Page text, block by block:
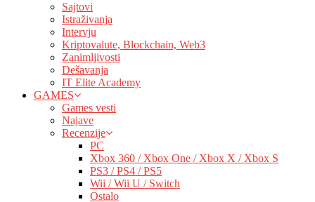
Sajtovi
Istraživanja
Intervju
Kriptovalute, Blockchain, Web3
Zanimljivosti
Dešavanja
IT Elite Academy
GAMES
Games vesti
Najave
Recenzije
PC
Xbox 360 / Xbox One / Xbox X / Xbox S
PS3 / PS4 / PS5
Wii / Wii U / Switch
Ostalo